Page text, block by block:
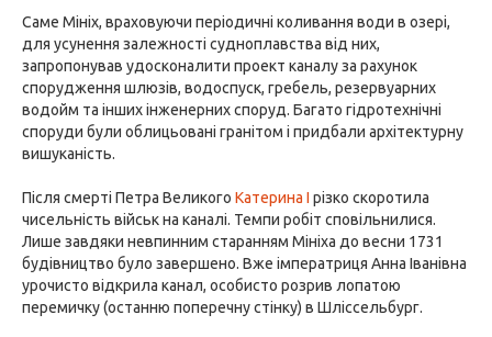
Саме Мініх, враховуючи періодичні коливання води в озері,
для усунення залежності судноплавства від них,
запропонував удосконалити проект каналу за рахунок
спорудження шлюзів, водоспуск, гребель, резервуарних
водойм та інших інженерних споруд. Багато гідротехнічні
споруди були облицьовані гранітом і придбали архітектурну
вишуканість.
Після смерті Петра Великого Катерина I різко скоротила
чисельність військ на каналі. Темпи робіт сповільнилися.
Лише завдяки невпинним старанням Мініха до весни 1731
будівництво було завершено. Вже імператриця Анна Іванівна
урочисто відкрила канал, особисто розрив лопатою
перемичку (останню поперечну стінку) в Шліссельбург.